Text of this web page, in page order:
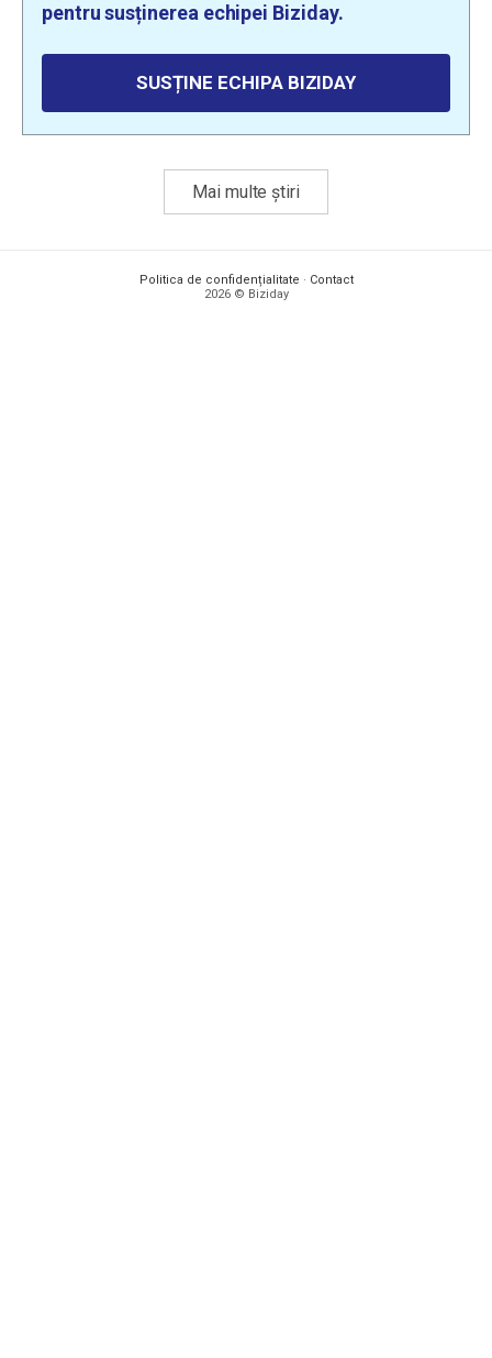
pentru susținerea echipei Biziday.
SUSȚINE ECHIPA BIZIDAY
Mai multe știri
Politica de confidențialitate · Contact
2026 © Biziday